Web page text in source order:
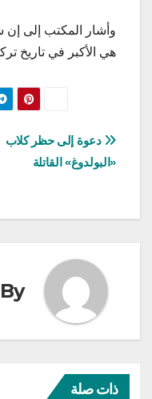
وأشار المكتب إلى إن
هي الأكبر في تاريخ
تصفّح
المقالات
دعوة إلى حظر كلاب
«البولدوغ» القاتلة
By
ذات صلة